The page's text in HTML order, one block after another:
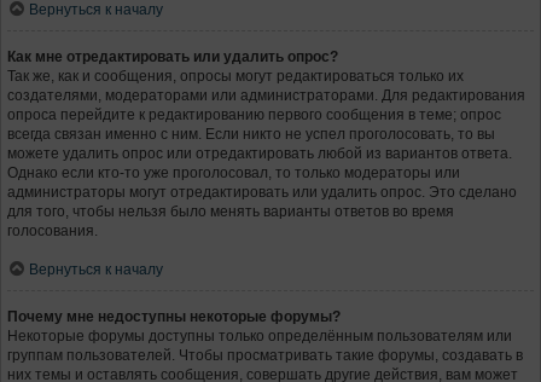
Вернуться к началу
Как мне отредактировать или удалить опрос?
Так же, как и сообщения, опросы могут редактироваться только их
создателями, модераторами или администраторами. Для редактирования
опроса перейдите к редактированию первого сообщения в теме; опрос
всегда связан именно с ним. Если никто не успел проголосовать, то вы
можете удалить опрос или отредактировать любой из вариантов ответа.
Однако если кто-то уже проголосовал, то только модераторы или
администраторы могут отредактировать или удалить опрос. Это сделано
для того, чтобы нельзя было менять варианты ответов во время
голосования.
Вернуться к началу
Почему мне недоступны некоторые форумы?
Некоторые форумы доступны только определённым пользователям или
группам пользователей. Чтобы просматривать такие форумы, создавать в
них темы и оставлять сообщения, совершать другие действия, вам может